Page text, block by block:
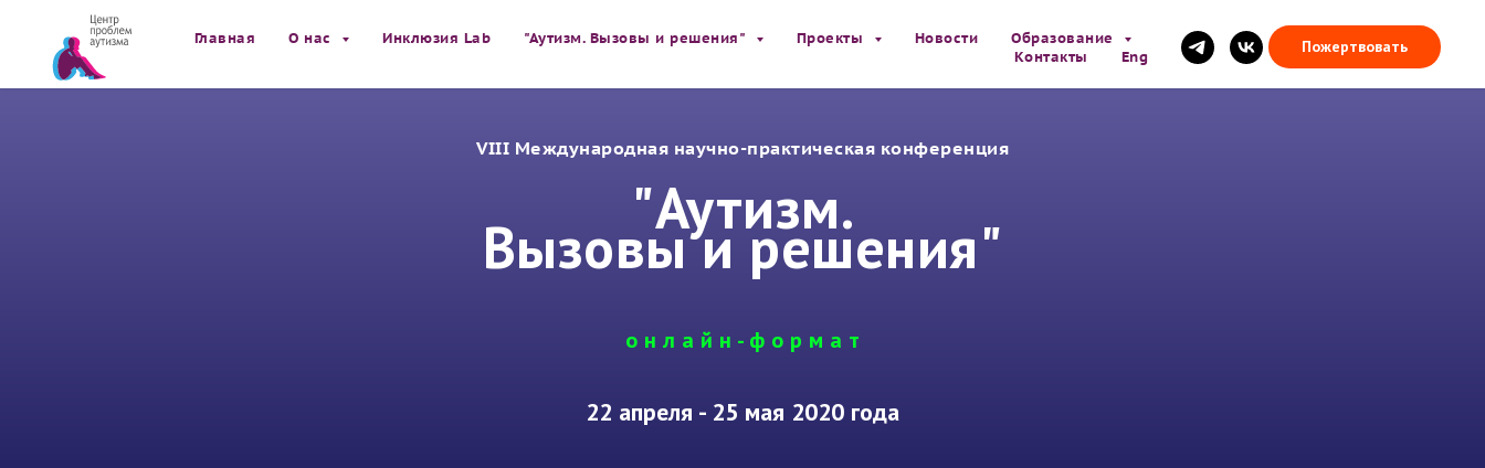
Главная О нас Инклюзия Lab "Аутизм. Вызовы и решения" Проекты Новости
Образование
Контакты
Eng
Пожертвовать
VIII Международная научно-практическая конференция
"Аутизм.
Вызовы и решения"
о н л а й н - ф о р м а т
22 апреля - 25 мая 2020 года